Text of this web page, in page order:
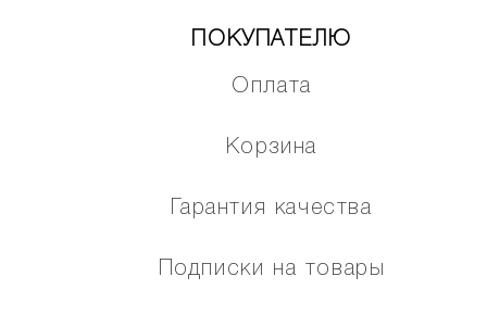
ПОКУПАТЕЛЮ
Оплата
Корзина
Гарантия качества
Подписки на товары